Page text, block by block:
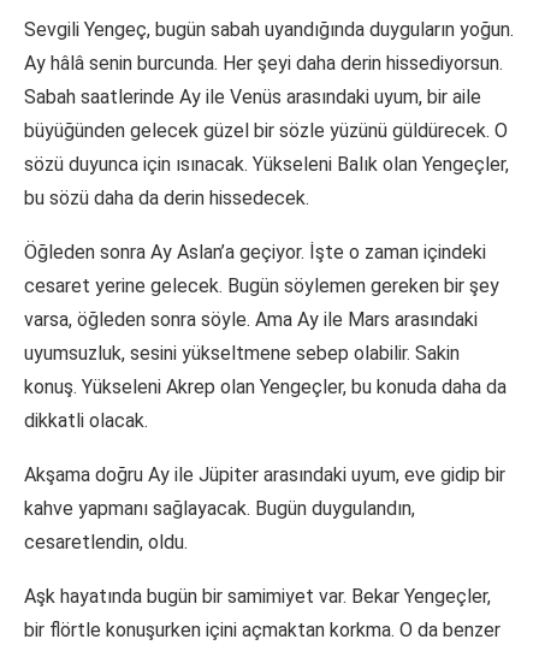
Sevgili Yengeç, bugün sabah uyandığında duyguların yoğun.
Ay hâlâ senin burcunda. Her şeyi daha derin hissediyorsun.
Sabah saatlerinde Ay ile Venüs arasındaki uyum, bir aile
büyüğünden gelecek güzel bir sözle yüzünü güldürecek. O
sözü duyunca için ısınacak. Yükseleni Balık olan Yengeçler,
bu sözü daha da derin hissedecek.
Öğleden sonra Ay Aslan’a geçiyor. İşte o zaman içindeki
cesaret yerine gelecek. Bugün söylemen gereken bir şey
varsa, öğleden sonra söyle. Ama Ay ile Mars arasındaki
uyumsuzluk, sesini yükseltmene sebep olabilir. Sakin
konuş. Yükseleni Akrep olan Yengeçler, bu konuda daha da
dikkatli olacak.
Akşama doğru Ay ile Jüpiter arasındaki uyum, eve gidip bir
kahve yapmanı sağlayacak. Bugün duygulandın,
cesaretlendin, oldu.
Aşk hayatında bugün bir samimiyet var. Bekar Yengeçler,
bir flörtle konuşurken içini açmaktan korkma. O da benzer